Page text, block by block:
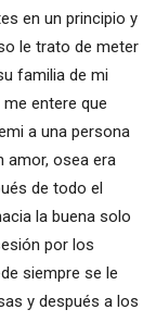
en un principio y
le trato de meter
familia de mi
entere que
a una persona
amor, osea era
de todo el
la buena solo
por los
siempre se le
y después a los